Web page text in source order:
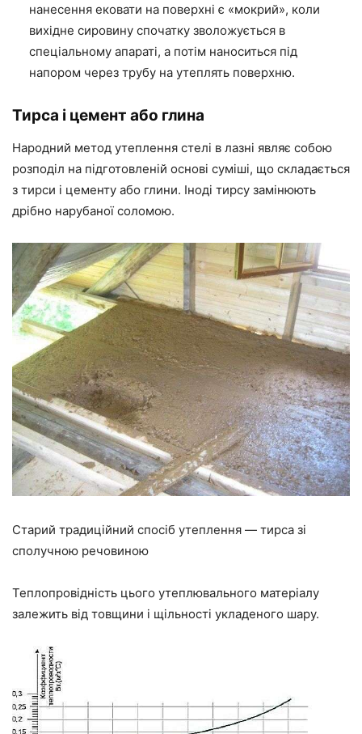
нанесення ековати на поверхні є «мокрий», коли
вихідне сировину спочатку зволожується в
спеціальному апараті, а потім наноситься під
напором через трубу на утеплять поверхню.
Тирса і цемент або глина
Народний метод утеплення стелі в лазні являє собою
розподіл на підготовленій основі суміші, що складається
з тирси і цементу або глини. Іноді тирсу замінюють
дрібно нарубаної соломою.
Старий традиційний спосіб утеплення — тирса зі
сполучною речовиною
Теплопровідність цього утеплювального матеріалу
залежить від товщини і щільності укладеного шару.